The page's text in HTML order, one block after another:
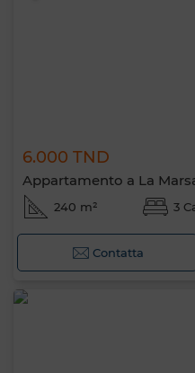
6.000 TND
Appartamento a La
240 m² 3
Contatta